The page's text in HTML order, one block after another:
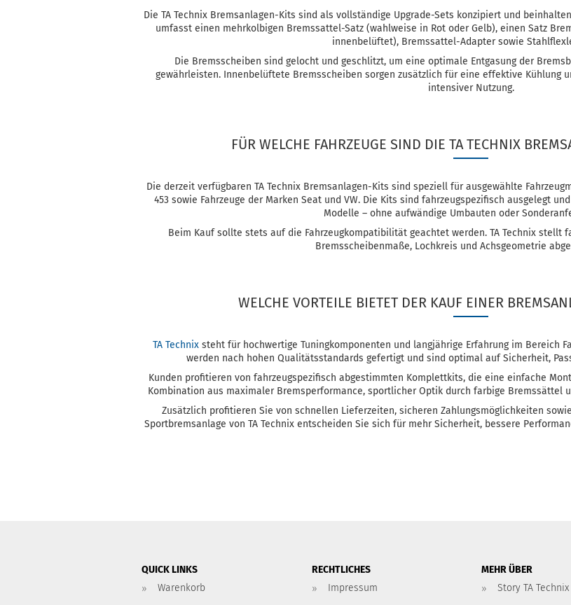
Die TA Technix Bremsanlagen-Kits sind als vollständige Upgrade-Sets konzipiert und
umfasst einen mehrkolbigen Bremssattel-Satz (wahlweise in Rot oder Gelb), einen Satz
innenbelüftet), Bremssattel-Adapter sowie
Die Bremsscheiben sind gelocht und geschlitzt, um eine optimale Entgasung der
gewährleisten. Innenbelüftete Bremsscheiben sorgen zusätzlich für eine effektive Kühlung
intensiver Nutzung.
FÜR WELCHE FAHRZEUGE SIND DIE TA TECHNIX
Die derzeit verfügbaren TA Technix Bremsanlagen-Kits sind speziell für ausgewählte
453 sowie Fahrzeuge der Marken Seat und VW. Die Kits sind fahrzeugspezifisch ausgelegt
Modelle – ohne aufwändige Umbauten oder
Beim Kauf sollte stets auf die Fahrzeugkompatibilität geachtet werden. TA Technix stellt
Bremsscheibenmaße, Lochkreis und Achsgeometrie
WELCHE VORTEILE BIETET DER KAUF EINER
TA Technix steht für hochwertige Tuningkomponenten und langjährige Erfahrung im Bereich
werden nach hohen Qualitätsstandards gefertigt und sind optimal auf Sicherheit,
Kunden profitieren von fahrzeugspezifisch abgestimmten Komplettkits, die eine einfache
Kombination aus maximaler Bremsperformance, sportlicher Optik durch farbige Bremssättel
Zusätzlich profitieren Sie von schnellen Lieferzeiten, sicheren Zahlungsmöglichkeiten
Sportbremsanlage von TA Technix entscheiden Sie sich für mehr Sicherheit, bessere
QUICK LINKS
Warenkorb
RECHTLICHES
Impressum
MEHR ÜBER
Story TA Technix